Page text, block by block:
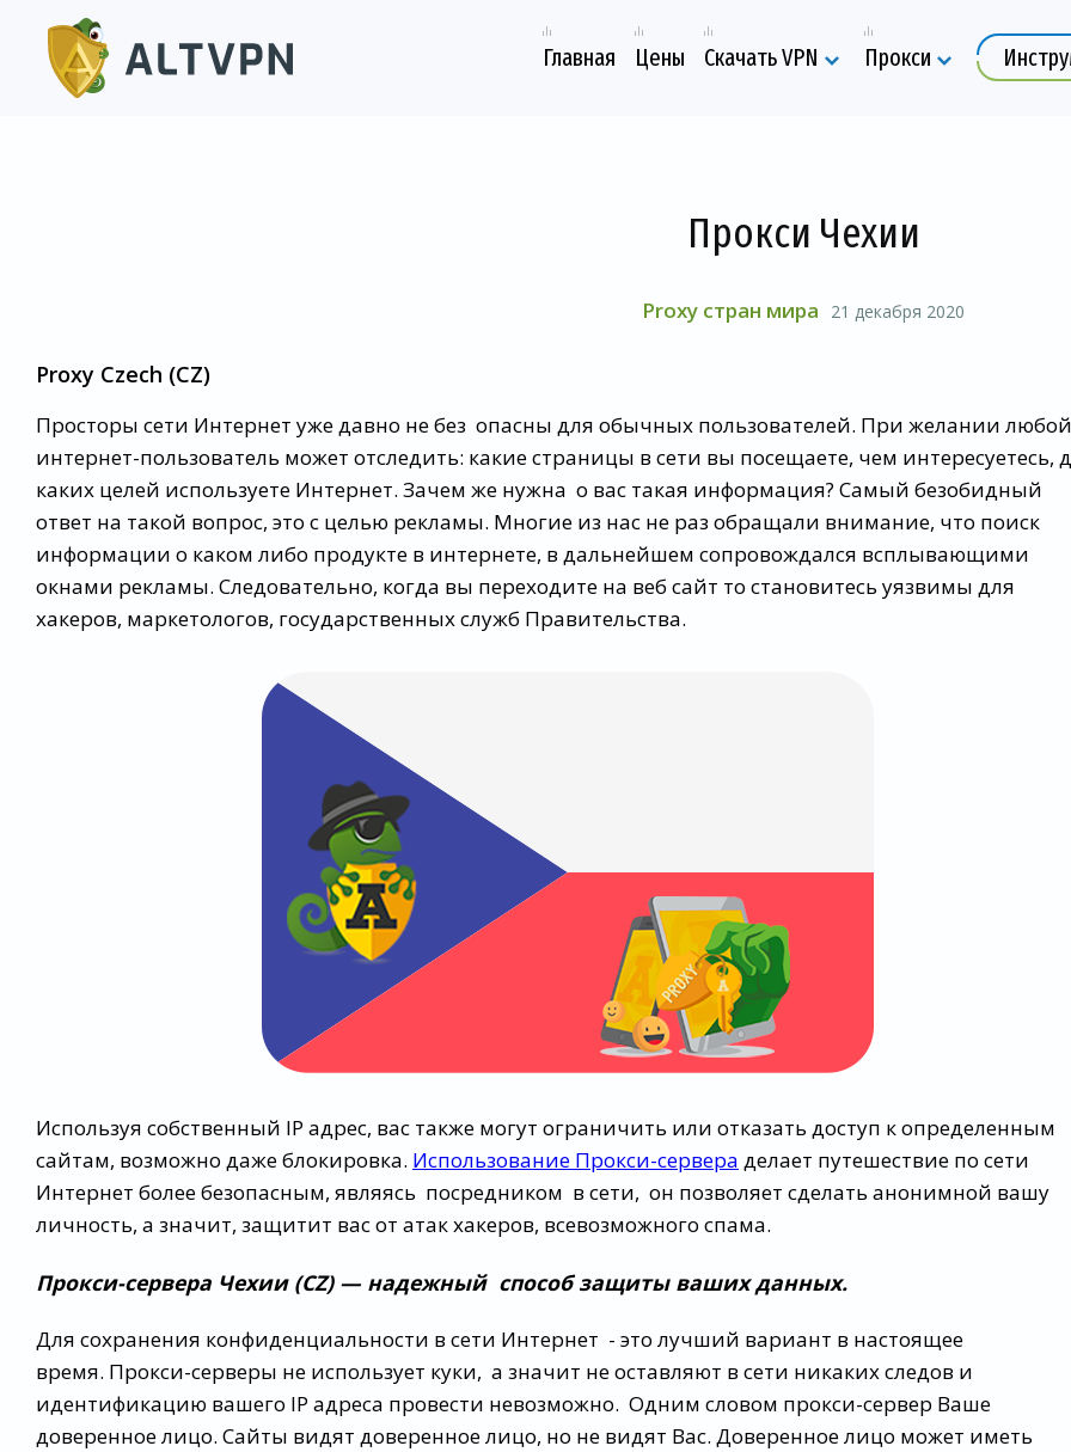
Главная Цены Скачать VPN Прокси
Прокси Чехии
Proxy стран мира 21 декабря 2020
Proxy Czech (CZ)
Просторы сети Интернет уже давно не без опасны для обычных пользователей. При желании
интернет-пользователь может отследить: какие страницы в сети вы посещаете, чем интересуетесь,
каких целей используете Интернет. Зачем же нужна о вас такая информация? Самый безобидный
ответ на такой вопрос, это с целью рекламы. Многие из нас не раз обращали внимание, что поиск
информации о каком либо продукте в интернете, в дальнейшем сопровождался всплывающими
окнами рекламы. Следовательно, когда вы переходите на веб сайт то становитесь уязвимы для
хакеров, маркетологов, государственных служб Правительства.
Используя собственный IP адрес, вас также могут ограничить или отказать доступ к определенным
сайтам, возможно даже блокировка. Использование Прокси-сервера делает путешествие по сети
Интернет более безопасным, являясь посредником в сети, он позволяет сделать анонимной вашу
личность, а значит, защитит вас от атак хакеров, всевозможного спама.
Прокси-сервера Чехии (CZ) — надежный способ защиты ваших данных.
Для сохранения конфиденциальности в сети Интернет - это лучший вариант в настоящее
время. Прокси-серверы не использует куки, а значит не оставляют в сети никаких следов и
идентификацию вашего IP адреса провести невозможно. Одним словом прокси-сервер Ваше
доверенное лицо. Сайты видят доверенное лицо, но не видят Вас. Доверенное лицо может иметь